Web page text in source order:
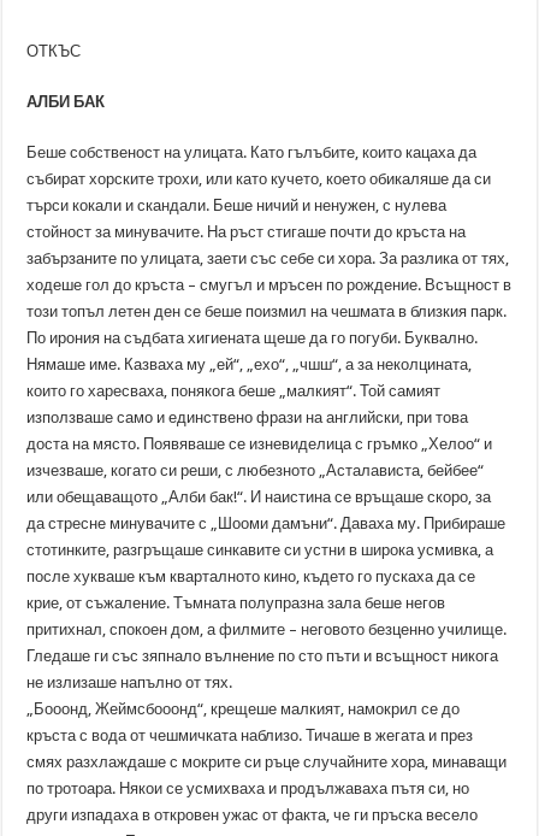
ОТКЪС
АЛБИ БАК
Беше собственост на улицата. Като гълъбите, които кацаха да
събират хорските трохи, или като кучето, което обикаляше да си
търси кокали и скандали. Беше ничий и ненужен, с нулева
стойност за минувачите. На ръст стигаше почти до кръста на
забързаните по улицата, заети със себе си хора. За разлика от тях,
ходеше гол до кръста – смугъл и мръсен по рождение. Всъщност в
този топъл летен ден се беше поизмил на чешмата в близкия парк.
По ирония на съдбата хигиената щеше да го погуби. Буквално.
Нямаше име. Казваха му „ей“, „ехо“, „чшш“, а за неколцината,
които го харесваха, понякога беше „малкият“. Той самият
използваше само и единствено фрази на английски, при това
доста на място. Появяваше се изневиделица с гръмко „Хелоо“ и
изчезваше, когато си реши, с любезното „Асталависта, бейбее“
или обещаващото „Алби бак!“. И наистина се връщаше скоро, за
да стресне минувачите с „Шооми дамъни“. Даваха му. Прибираше
стотинките, разгръщаше синкавите си устни в широка усмивка, а
после хукваше към кварталното кино, където го пускаха да се
крие, от съжаление. Тъмната полупразна зала беше негов
притихнал, спокоен дом, а филмите – неговото безценно училище.
Гледаше ги със зяпнало вълнение по сто пъти и всъщност никога
не излизаше напълно от тях.
„Бооонд, Жеймсбооонд“, крещеше малкият, намокрил се до
кръста с вода от чешмичката наблизо. Тичаше в жегата и през
смях разхлаждаше с мокрите си ръце случайните хора, минаващи
по тротоара. Някои се усмихваха и продължаваха пътя си, но
други изпадаха в откровен ужас от факта, че ги пръска весело